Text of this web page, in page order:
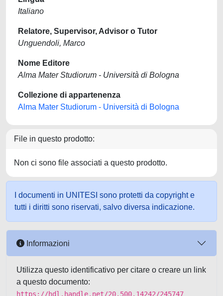
Italiano
Relatore, Supervisor, Advisor o Tutor
Unguendoli, Marco
Nome Editore
Alma Mater Studiorum - Università di Bologna
Collezione di appartenenza
Alma Mater Studiorum - Università di Bologna
File in questo prodotto:
Non ci sono file associati a questo prodotto.
I documenti in UNITESI sono protetti da copyright e
tutti i diritti sono riservati, salvo diversa indicazione.
Informazioni
Utilizza questo identificativo per citare o creare un link
a questo documento:
https://hdl.handle.net/20.500.14242/245747